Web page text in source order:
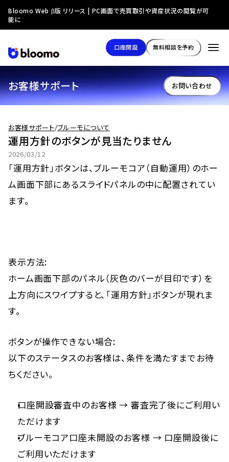
お客様サポート お問い合わせ
お客様サポート/ブルーモについて
運用方針のボタンが見当たりません
2026/03/12
「運用方針」ボタンは、ブルーモコア（自動運用）のホー
ム画面下部にあるスライドパネルの中に配置されてい
ます。
表示方法:
ホーム画面下部のパネル（灰色のバーが目印です）を
上方向にスワイプすると、「運用方針」ボタンが現れま
す。
ボタンが操作できない場合:
以下のステータスのお客様は、条件を満たすまでお待
ちください。
口座開設審査中のお客様 → 審査完了後にご利用い
ただけます
ブルーモコア口座未開設のお客様 → 口座開設後に
ご利用いただけます
Bloomo Web β版 リリース | PC画面で売買取引や資産状況の閲覧が可
能に
口座開設 無料相談を予約